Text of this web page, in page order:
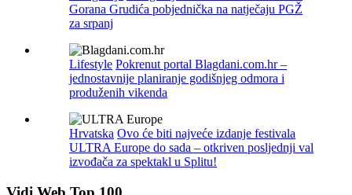
Gorana Grudića pobjednička na natječaju PGŽ
za srpanj
Lifestyle Pokrenut portal Blagdani.com.hr –
jednostavnije planiranje godišnjeg odmora i
produženih vikenda
Hrvatska Ovo će biti najveće izdanje festivala
ULTRA Europe do sada – otkriven posljednji val
izvođača za spektakl u Splitu!